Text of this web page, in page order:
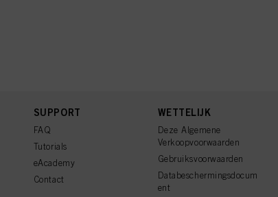
SUPPORT
FAQ
Tutorials
eAcademy
Contact
WETTELIJK
Deze Algemene
Verkoopvoorwaarden
Gebruiksvoorwaarden
Databeschermingsdocum
ent